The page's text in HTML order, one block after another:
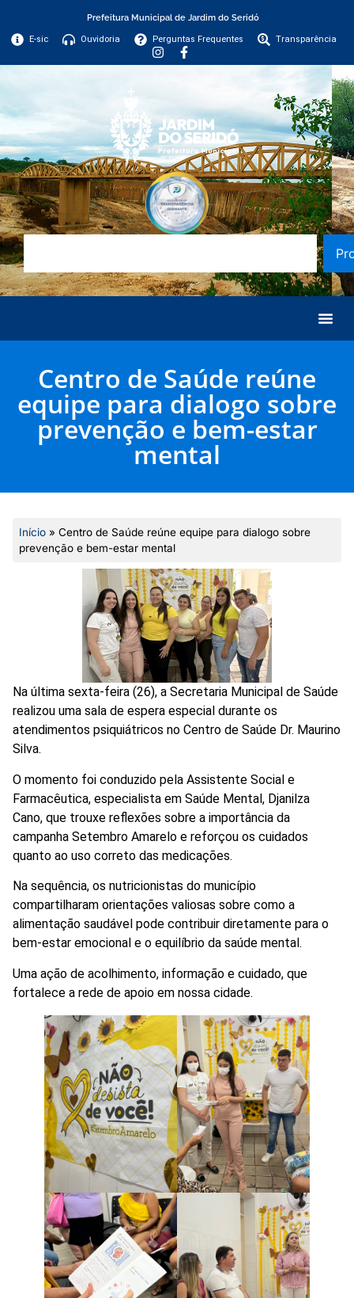
Prefeitura Municipal de Jardim do Seridó
E-sic Ouvidoria Perguntas Frequentes Transparência
Centro de Saúde reúne
equipe para dialogo sobre
prevenção e bem-estar
mental
Início » Centro de Saúde reúne equipe para dialogo sobre
prevenção e bem-estar mental
Na última sexta-feira (26), a Secretaria Municipal de Saúde
realizou uma sala de espera especial durante os
atendimentos psiquiátricos no Centro de Saúde Dr. Maurino
Silva.
O momento foi conduzido pela Assistente Social e
Farmacêutica, especialista em Saúde Mental, Djanilza
Cano, que trouxe reflexões sobre a importância da
campanha Setembro Amarelo e reforçou os cuidados
quanto ao uso correto das medicações.
Na sequência, os nutricionistas do município
compartilharam orientações valiosas sobre como a
alimentação saudável pode contribuir diretamente para o
bem-estar emocional e o equilíbrio da saúde mental.
Uma ação de acolhimento, informação e cuidado, que
fortalece a rede de apoio em nossa cidade.